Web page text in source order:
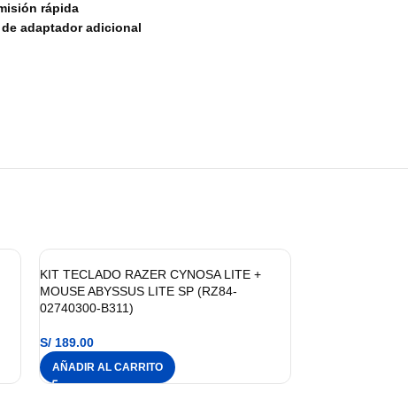
rápida
adaptador adicional
KIT TECLADO RAZER CYNOSA LITE +
MOUSE ABYSSUS LITE SP (RZ84-
02740300-B311)
S/189.00
AÑADIR AL CARRITO